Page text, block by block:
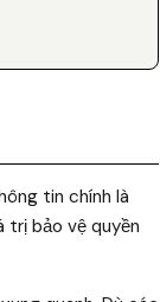
tin chính là
trị bảo vệ quyền